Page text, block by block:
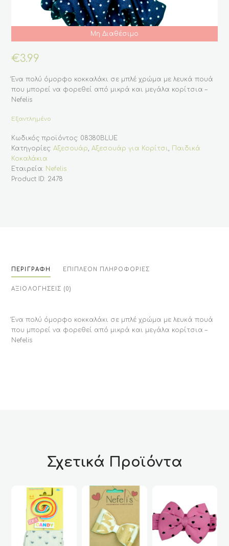
Μη Διαθέσιμο
€3.99
Ένα πολύ όμορφο κοκκαλάκι σε μπλέ χρώμα με λευκά πουά
που μπορεί να φορεθεί από μικρά και μεγάλα κορίτσια –
Nefelis
Εξαντλημένο
Κωδικός προϊόντος: 08380BLUE
Κατηγορίες:Αξεσουάρ ,Αξεσουάρ για Κορίτσι
Παιδικά
Κοκαλάκια
Εταιρεία: Nefelis
Product ID: 2478
ΠΕΡΙΓΡΑΦΉ ΕΠΙΠΛΈΟΝ ΠΛΗΡΟΦΟΡΊΕΣ
ΑΞΙΟΛΟΓΉΣΕΙΣ (0)
Ένα πολύ όμορφο κοκκαλάκι σε μπλέ χρώμα με λευκά πουά
που μπορεί να φορεθεί από μικρά και μεγάλα κορίτσια –
Nefelis
Σχετικά Προϊόντα